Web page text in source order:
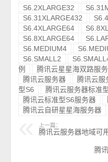
S6.2XLARGE32
S6.31XLARGE432
S6.4XLARGE64
S6.8XLARGE64
S6.MEDIUM4
S6.SMALL2
例
腾讯云星星海双路服
腾讯云服务器
腾讯云服
型S6
腾讯云服务器标准
腾讯云标准型S6服务器
腾讯云自研星星海服务器
上一篇：
腾讯云服务器地域可
腾